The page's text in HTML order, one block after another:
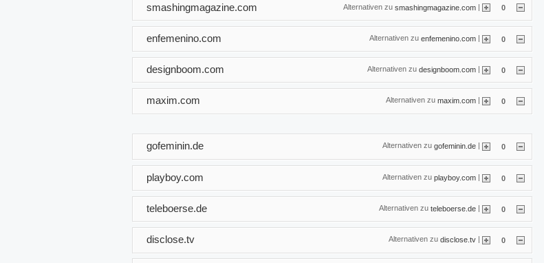
Alternativen zu smashingmagazine.com | 0
smashingmagazine.com
Alternativen zu enfemenino.com | 0
enfemenino.com
Alternativen zu designboom.com | 0
designboom.com
Alternativen zu maxim.com 0
maxim.com
Alternativen zu gofeminin.de 0
gofeminin.de
Alternativen zu playboy.com | 0
playboy.com
Alternativen zu teleboerse.de | 0
teleboerse.de
Alternativen zu disclose.tv | 0
disclose.tv